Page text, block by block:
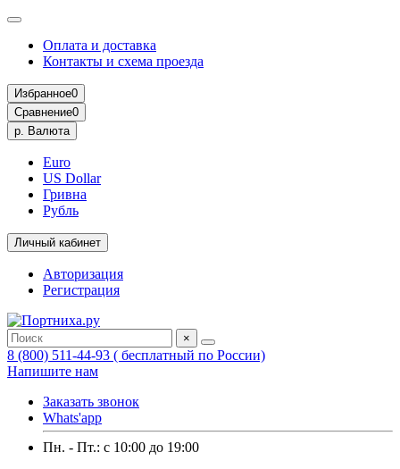
Оплата и доставка
Контакты и схема проезда
Избранное0
Сравнение0
р. Валюта
Euro
US Dollar
Гривна
Рубль
Личный кабинет
Авторизация
Регистрация
×
8 (800) 511-44-93 ( бесплатный по России)
Напишите нам
Заказать звонок
Whats'app
Пн. - Пт.: c 10:00 до 19:00